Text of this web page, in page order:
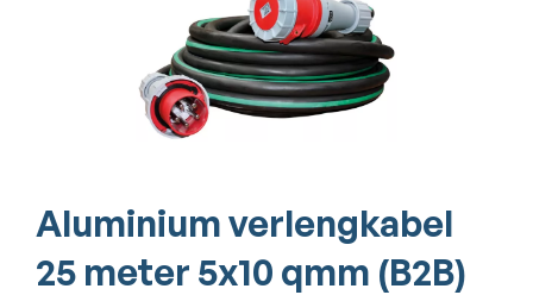
Aluminium verlengkabel
25 meter 5x10 qmm (B2B)